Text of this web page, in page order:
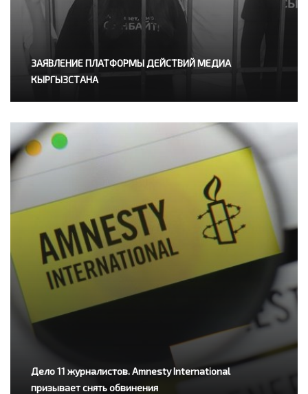
ЗАЯВЛЕНИЕ ПЛАТФОРМЫ ДЕЙСТВИЙ МЕДИА
КЫРГЫЗСТАНА
Дело 11 журналистов. Amnesty International
призывает снять обвинения